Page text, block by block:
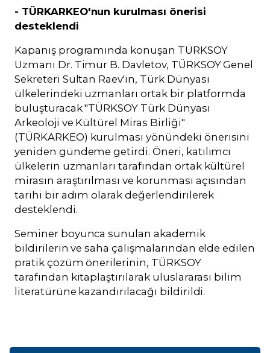
- TÜRKARKEO'nun kurulması önerisi
desteklendi
Kapanış programında konuşan TÜRKSOY
Uzmanı Dr. Timur B. Davletov, TÜRKSOY Genel
Sekreteri Sultan Raev'in, Türk Dünyası
ülkelerindeki uzmanları ortak bir platformda
buluşturacak "TÜRKSOY Türk Dünyası
Arkeoloji ve Kültürel Miras Birliği"
(TÜRKARKEO) kurulması yönündeki önerisini
yeniden gündeme getirdi. Öneri, katılımcı
ülkelerin uzmanları tarafından ortak kültürel
mirasın araştırılması ve korunması açısından
tarihi bir adım olarak değerlendirilerek
desteklendi.
Seminer boyunca sunulan akademik
bildirilerin ve saha çalışmalarından elde edilen
pratik çözüm önerilerinin, TÜRKSOY
tarafından kitaplaştırılarak uluslararası bilim
literatürüne kazandırılacağı bildirildi.